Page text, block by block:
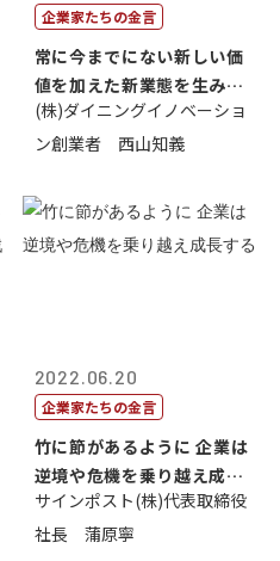
企業家たちの金言
常に今までにない新しい価
値を加えた新業態を生み出
すこと
(株)ダイニングイノベーショ
ン創業者 西山知義
2022.06.20
企業家たちの金言
竹に節があるように 企業は
逆境や危機を乗り越え成長
する
サインポスト(株)代表取締役
社長 蒲原寧